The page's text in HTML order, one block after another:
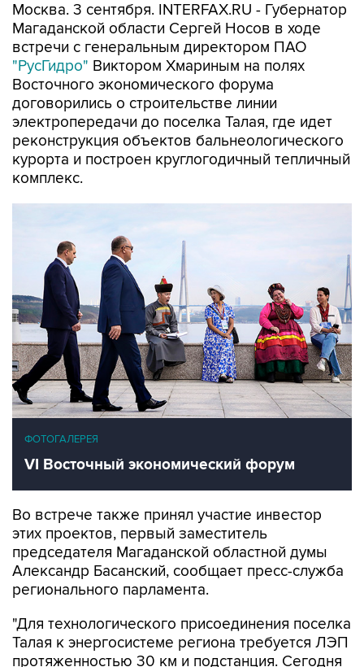
Москва. 3 сентября. INTERFAX.RU - Губернатор
Магаданской области Сергей Носов в ходе
встречи с генеральным директором ПАО
"РусГидро" Виктором Хмариным на полях
Восточного экономического форума
договорились о строительстве линии
электропередачи до поселка Талая, где идет
реконструкция объектов бальнеологического
курорта и построен круглогодичный тепличный
комплекс.
ФОТОГАЛЕРЕЯ
VI Восточный экономический форум
Во встрече также принял участие инвестор
этих проектов, первый заместитель
председателя Магаданской областной думы
Александр Басанский, сообщает пресс-служба
регионального парламента.
"Для технологического присоединения поселка
Талая к энергосистеме региона требуется ЛЭП
протяженностью 30 км и подстанция. Сегодня